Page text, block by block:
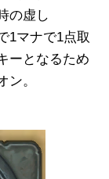
の虚し
1マナで1点取
ーとなるため
。